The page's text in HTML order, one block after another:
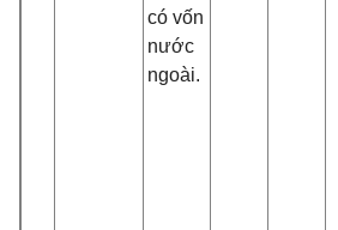
có vốn
nước
ngoài.